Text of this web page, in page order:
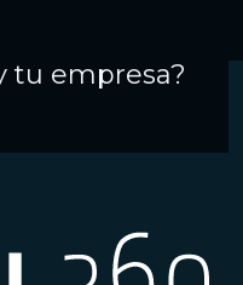
tu empresa?